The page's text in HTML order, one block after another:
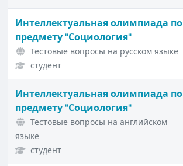
Интеллектуальная олимпиада по
предмету "Социология"
Тестовые вопросы на русском языке
студент
Интеллектуальная олимпиада по
предмету "Социология"
Тестовые вопросы на английском
языке
студент